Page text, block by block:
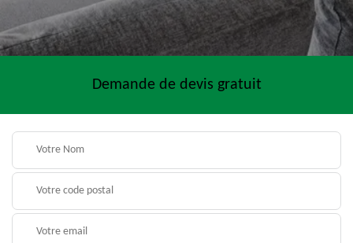
Demande de devis gratuit